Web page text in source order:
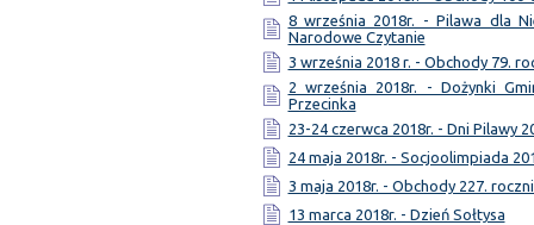
8 września 2018r. - Pilawa dla
Narodowe Czytanie
3 września 2018 r. - Obchody 79.
2 września 2018r. - Dożynki
Przecinka
23-24 czerwca 2018r. - Dni Pilawy
24 maja 2018r. - Socjoolimpiada
3 maja 2018r. - Obchody 227.
13 marca 2018r. - Dzień Sołtysa